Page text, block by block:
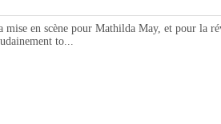
en scène pour Mathilda May, et pour la
to...